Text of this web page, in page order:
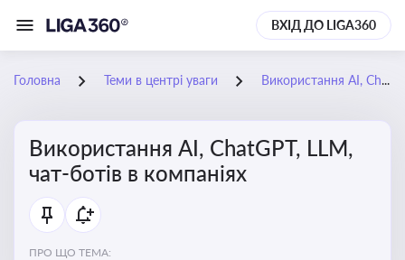
ВХІД ДО LIGA360
Головна Теми в центрі уваги Використання AI, ChatGPT, LLM, чат-ботів в компаніях
Використання AI, ChatGPT, LLM,
чат-ботів в компаніях
ПРО ЩО ТЕМА: